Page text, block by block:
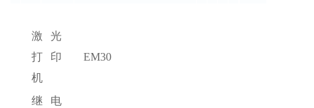
激光
打印
机
EM30
继电